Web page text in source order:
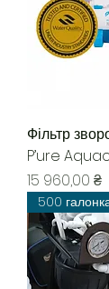
Фільтр
P’ure
Цена
15 960,00 ₴
500